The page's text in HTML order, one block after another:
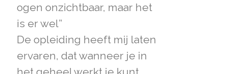
ogen onzichtbaar, maar het
is er wel”
De opleiding heeft mij laten
ervaren, dat wanneer je in
het geheel werkt je kunt